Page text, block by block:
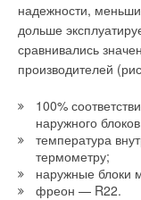
надежности,
дольше
сравнивались
производителей
100%
наружного
температура
термометру;
наружные блоки
фреон — R22.